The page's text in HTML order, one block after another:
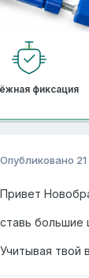
фиксация
Опубликовано
Привет
ставь большие
Учитывая твой